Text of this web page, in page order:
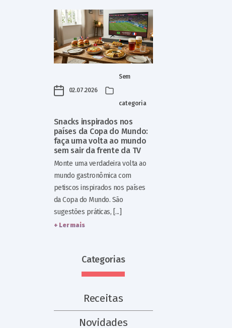
02.07.2026
Sem
categoria
Snacks inspirados nos
países da Copa do Mundo:
faça uma volta ao mundo
sem sair da frente da TV
Monte uma verdadeira volta ao
mundo gastronômica com
petiscos inspirados nos países
da Copa do Mundo. São
sugestões práticas, [...]
+ Ler mais
Categorias
Receitas
Novidades